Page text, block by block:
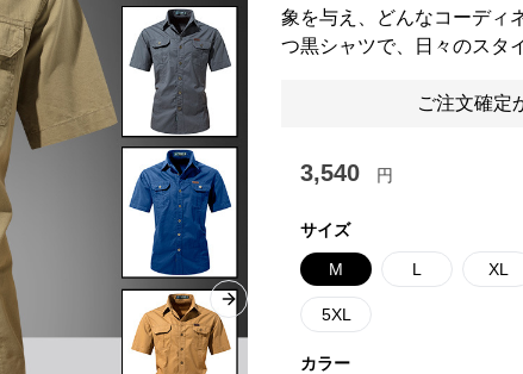
Next slide
象を与え、どんなコーディ
つ黒シャツで、日々のスタ
ご注文確定
3,540 円
サイズ
M L XL
5XL
カラー